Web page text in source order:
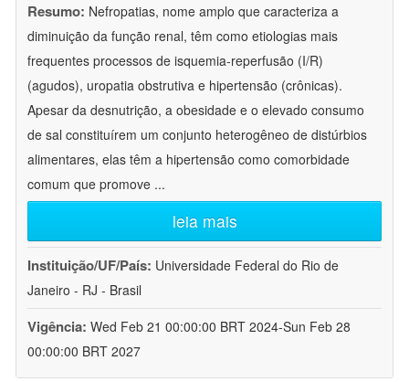
Resumo: Nefropatias, nome amplo que caracteriza a
diminuição da função renal, têm como etiologias mais
frequentes processos de isquemia-reperfusão (I/R)
(agudos), uropatia obstrutiva e hipertensão (crônicas).
Apesar da desnutrição, a obesidade e o elevado consumo
de sal constituírem um conjunto heterogêneo de distúrbios
alimentares, elas têm a hipertensão como comorbidade
comum que promove ...
leia mais
Instituição/UF/País: Universidade Federal do Rio de
Janeiro - RJ - Brasil
Vigência: Wed Feb 21 00:00:00 BRT 2024-Sun Feb 28
00:00:00 BRT 2027